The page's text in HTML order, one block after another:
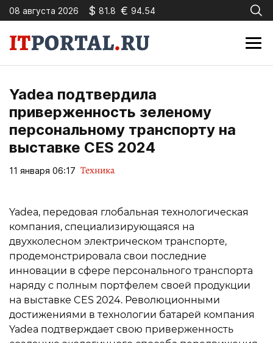
08 августа 2026 $ 81.8 € 94.54
Yadea подтвердила
приверженность зеленому
персональному транспорту на
выставке CES 2024
11 января 06:17 Техника
Yadea, передовая глобальная технологическая
компания, специализирующаяся на
двухколесном электрическом транспорте,
продемонстрировала свои последние
инновации в сфере персонального транспорта
наряду с полным портфелем своей продукции
на выставке CES 2024. Революционными
достижениями в технологии батарей компания
Yadea подтверждает свою приверженность